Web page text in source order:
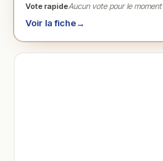
Vote rapideAucun vote pour le moment
Voir la fiche→